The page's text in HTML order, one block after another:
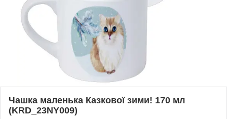
Чашка маленька Казкової зими! 170 мл
(KRD_23NY009)